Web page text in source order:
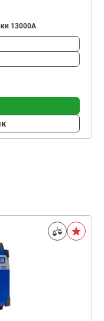
13000А